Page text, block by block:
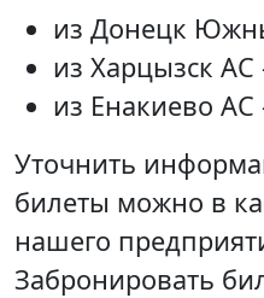
из Донецк
из Харцызск АС
из Енакиево АС
Уточнить
билеты можно в
нашего
Забронировать